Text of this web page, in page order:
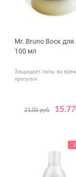
Mr. Bruno Воск для
100 мл
Защищает лапы во
прогулки
21.03 руб.